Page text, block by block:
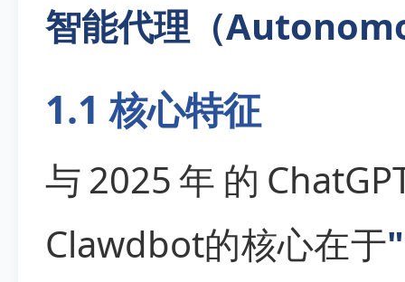
智能代理（
1.1 核心特征
与2025年的
Clawdbot的核心在于